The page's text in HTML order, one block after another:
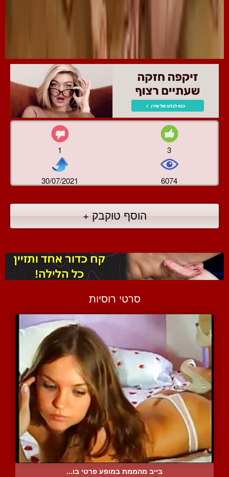
1 3
30/07/2021 6074
הוסף טוקבק +
סרטי רוסיות
בייב מהממת במופע פרטי בו...